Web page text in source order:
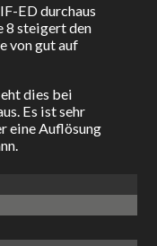
ED durchaus
8 steigert den
von gut auf
dies bei
Es ist sehr
eine Auflösung